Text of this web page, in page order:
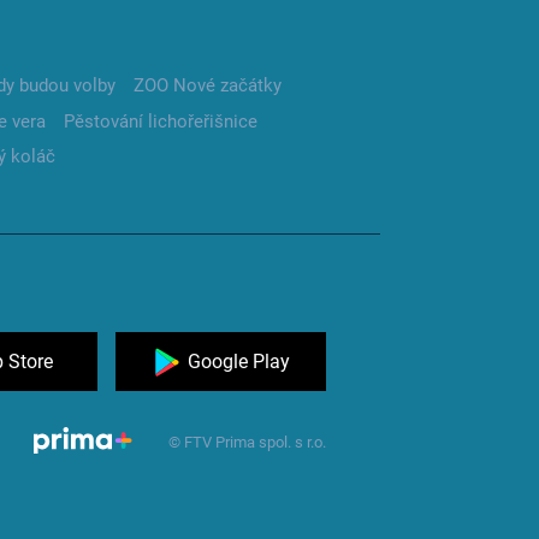
budou volby
ZOO Nové začátky
vera
Pěstování lichořeřišnice
koláč
Store Google Play
© FTV Prima spol. s r.o.